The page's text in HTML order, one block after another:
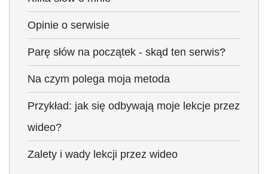
Opinie o serwisie
Parę słów na początek - skąd ten serwis?
Na czym polega moja metoda
Przykład: jak się odbywają moje lekcje przez
wideo?
Zalety i wady lekcji przez wideo